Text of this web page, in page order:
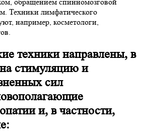
обращением спинномозговой
Техники лимфатического
например, косметологи,
техники направлены, в
стимуляцию и
сил
и, в частности,